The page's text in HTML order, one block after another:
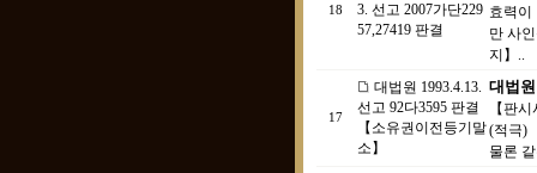
18
3. 선고 2007가단229
57,27419 판결
효력이
만 사
지】..
17
대법원 1993.4.13.
선고 92다3595 판결
【소유권이전등기말
소】
대법
【판
(적극)
물론